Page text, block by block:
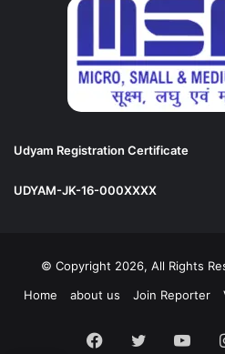
Udyam Registration Certificate
UDYAM-JK-16-000XXXX
© Copyright 2026, All Rights
Home
about us Join Reporter
Facebook
Twitter